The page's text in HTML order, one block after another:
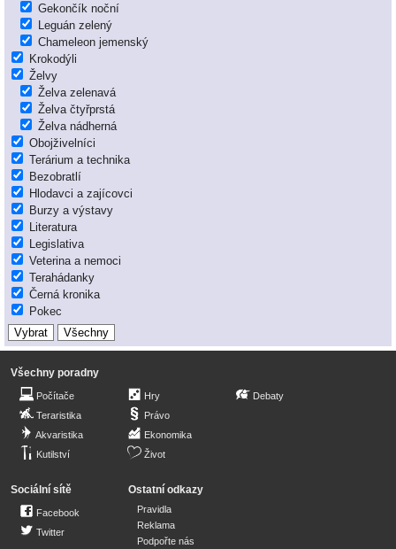
Gekončík noční
Leguán zelený
Chameleon jemenský
Krokodýli
Želvy
Želva zelenavá
Želva čtyřprstá
Želva nádherná
Obojživelníci
Terárium a technika
Bezobratlí
Hlodavci a zajícovci
Burzy a výstavy
Literatura
Legislativa
Veterina a nemoci
Terahádanky
Černá kronika
Pokec
Všechny poradny
Počítače
Teraristika
Akvaristika
Kutilství
Hry
Právo
Ekonomika
Život
Debaty
Sociální sítě
Facebook
Twitter
Ostatní odkazy
Pravidla
Reklama
Podpořte nás